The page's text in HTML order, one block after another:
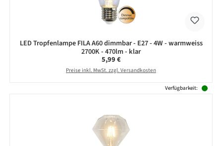
LED Tropfenlampe FILA A60 dimmbar - E27 - 4W - warmweiss
2700K - 470lm - klar
Regulärer Preis:
5,99 €
Preise inkl. MwSt. zzgl. Versandkosten
Verfügbarkeit: